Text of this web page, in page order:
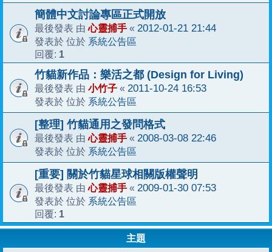
簡體中文討論專區正式開放
最後發表 由心靈捕手 « 2012-01-21 21:44
發表於 位於 系統公告區
回覆: 1
竹貓新作品：樂活之都 (Design for Living)
最後發表 由 小竹子 « 2011-10-24 16:53
發表於 位於 系統公告區
[整理] 竹貓通用之發問格式
最後發表 由心靈捕手 « 2008-03-08 22:46
發表於 位於 系統公告區
[重要] 關於竹貓星球相關版權聲明
最後發表 由心靈捕手 « 2009-01-30 07:53
發表於 位於 系統公告區
回覆: 1
主題